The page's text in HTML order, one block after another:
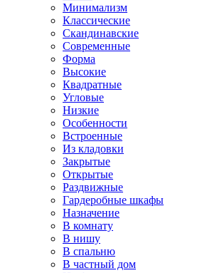
Минимализм
Классические
Скандинавские
Современные
Форма
Высокие
Квадратные
Угловые
Низкие
Особенности
Встроенные
Из кладовки
Закрытые
Открытые
Раздвижные
Гардеробные шкафы
Назначение
В комнату
В нишу
В спальню
В частный дом